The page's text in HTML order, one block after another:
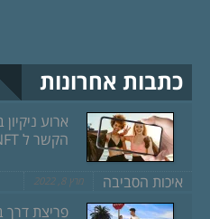
כתבות אחרונות
הקשר ל NFT ?
איכות הסביבה מרץ 8, 2022
פריצת דרך